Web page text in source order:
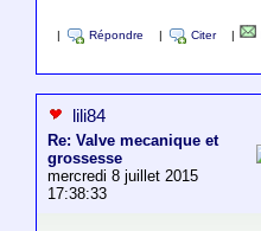
Répondre Citer
lili84
Re: Valve mecanique et
grossesse
mercredi 8 juillet 2015
17:38:33